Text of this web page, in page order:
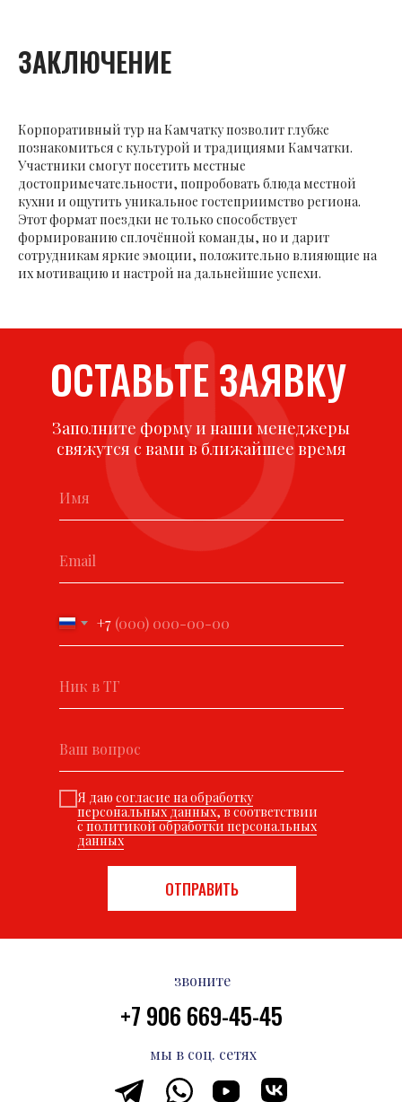
ЗАКЛЮЧЕНИЕ
Корпоративный тур на Камчатку позволит глубже
познакомиться с культурой и традициями Камчатки.
Участники смогут посетить местные
достопримечательности, попробовать блюда местной
кухни и ощутить уникальное гостеприимство региона.
Этот формат поездки не только способствует
формированию сплочённой команды, но и дарит
сотрудникам яркие эмоции, положительно влияющие на
их мотивацию и настрой на дальнейшие успехи.
ОСТАВЬТЕ ЗАЯВКУ
Заполните форму и наши менеджеры
свяжутся с вами в ближайшее время
+7
Я даю согласие на обработку
персональных данных, в соответствии
сполитикой обработки персональных
данных
ОТПРАВИТЬ
звоните
+7 906 669-45-45
мы в соц. сетях